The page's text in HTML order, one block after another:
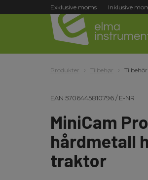
Exklusive moms Inklusive
Produkter Tilbehør
EAN 5706445810796/E-NR
MiniCam
hårdmetall
traktor